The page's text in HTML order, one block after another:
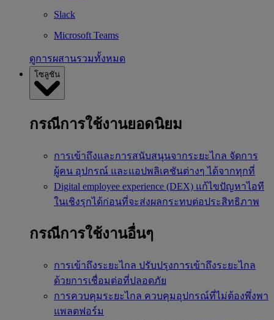
Slack
Microsoft Teams
ดูการผสานรวมทั้งหมด
โซลูชัน
กรณีการใช้งานยอดนิยม
การเข้าถึงและการสนับสนุนจากระยะไกล จัดการ
ผู้คน อุปกรณ์ และแอปพลิเคชันต่างๆ ได้จากทุกที่
Digital employee experience (DEX) แก้ไขปัญหาไอที
ในเชิงรุกได้ก่อนที่จะส่งผลกระทบต่อประสิทธิภาพ
กรณีการใช้งานอื่นๆ
การเข้าถึงระยะไกล ปรับปรุงการเข้าถึงระยะไกล
ด้วยการเชื่อมต่อที่ปลอดภัย
การควบคุมระยะไกล ควบคุมอุปกรณ์ที่ไม่ต้องพึ่งพา
แพลตฟอร์ม